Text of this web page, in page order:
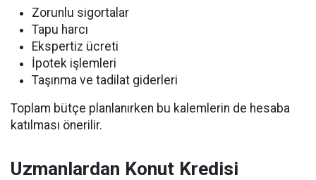
Zorunlu sigortalar
Tapu harcı
Ekspertiz ücreti
İpotek işlemleri
Taşınma ve tadilat giderleri
Toplam bütçe planlanırken bu kalemlerin de hesaba
katılması önerilir.
Uzmanlardan Konut Kredisi